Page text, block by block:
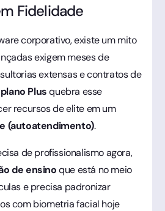
Fidelidade
corporativo, existe um mito
exigem meses de
extensas e contratos de
plano Plusquebra esse
recursos de elite em um
(autoatendimento).
de profissionalismo agora,
de ensinoque está no meio
e precisa padronizar
com biometria facial hoje